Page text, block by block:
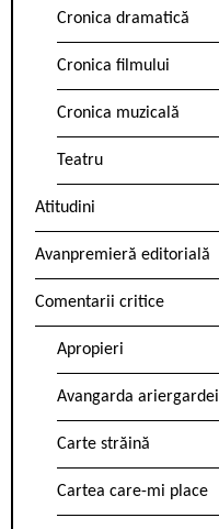
Cronica dramatică
Cronica filmului
Cronica muzicală
Teatru
Atitudini
Avanpremieră editorială
Comentarii critice
Apropieri
Avangarda ariergardei
Carte străină
Cartea care-mi place